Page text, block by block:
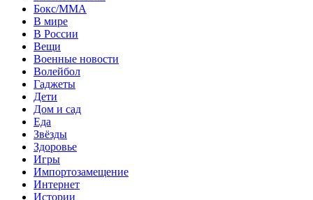
Бокс/MMA
В мире
В России
Вещи
Военные новости
Волейбол
Гаджеты
Дети
Дом и сад
Еда
Звёзды
Здоровье
Игры
Импортозамещение
Интернет
Истории